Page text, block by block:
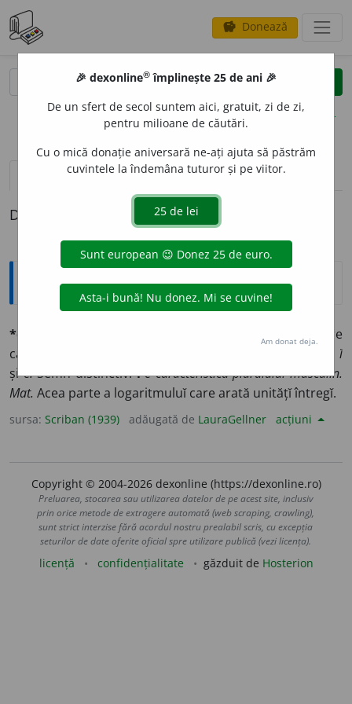
savings Donează
clear
opțiuni
definiții (1) pronunțievolume_up (26)
Definiția cu ID-ul 566534:
Explicative DEX
*característic, -ă
). Care
caracterizează, care distinge:
ĭ
șie.Semn distinctiv:i e caracteristica pluraluluĭ masculin.
Mat. Acea parte a logaritmuluĭ care arată unitățĭ întregĭ.
sursa: Scriban (1939) adăugată de LauraGellner acțiuni
Copyright © 2004-2026 dexonline (https://dexonline.ro)
Preluarea, stocarea sau utilizarea datelor de pe acest site, inclusiv
prin orice metode de extragere automată (web scraping, crawling),
sunt strict interzise fără acordul nostru prealabil scris, cu excepția
seturilor de date oferite oficial spre utilizare publică (vezi licența).
licență confidențialitate găzduit de Hosterion
🎉 dexonline® împlinește 25 de ani 🎉
De un sfert de secol suntem aici, gratuit, zi de zi,
pentru milioane de căutări.
Cu o mică donație aniversară ne-ați ajuta să păstrăm
cuvintele la îndemâna tuturor și pe viitor.
Am donat deja.